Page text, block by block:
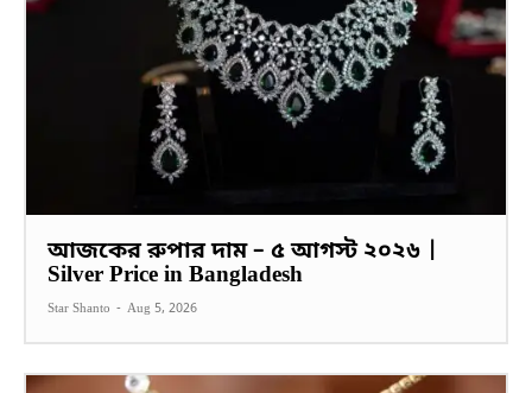
আজকের রুপার দাম – ৫ আগস্ট ২০২৬ |
Silver Price in Bangladesh
Star Shanto - Aug 5, 2026